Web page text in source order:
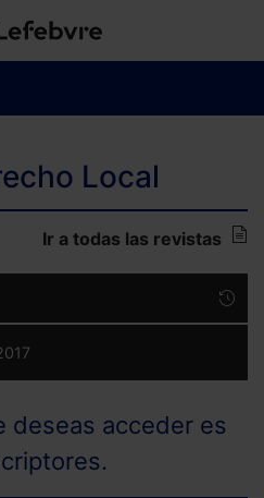
Local
Ir a todas las revistas
deseas acceder es